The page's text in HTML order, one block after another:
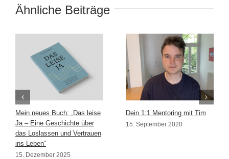
Ähnliche Beiträge
Mein neues Buch: „Das leise
Ja – Eine Geschichte über
das Loslassen und Vertrauen
ins Leben“
15. Dezember 2025
Dein 1:1 Mentoring mit Tim
15. September 2020